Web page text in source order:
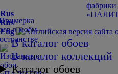
Rus
Rus
Eng
В каталог обоев
В каталог коллекций
Каталог обоев